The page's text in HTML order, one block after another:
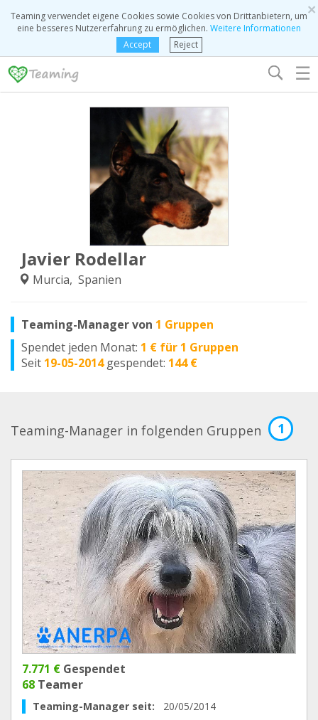
×
Teaming verwendet eigene Cookies sowie Cookies von Drittanbietern, um
eine besseres Nutzererfahrung zu ermöglichen. Weitere Informationen
Accept
Reject
☰
Javier Rodellar
Murcia, Spanien
Teaming-Manager von 1 Gruppen
Spendet jeden Monat: 1 € für 1 Gruppen
Seit 19-05-2014 gespendet: 144 €
Teaming-Manager in folgenden Gruppen 1
7.771 € Gespendet
68 Teamer
Teaming-Manager seit: 20/05/2014